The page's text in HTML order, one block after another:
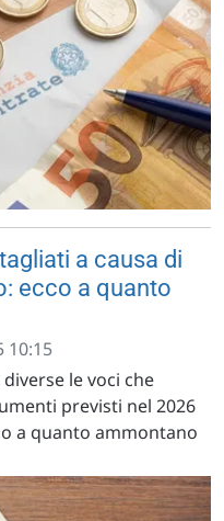
a causa di
ecco a quanto
10:15
le voci che
previsti nel 2026
a quanto ammontano